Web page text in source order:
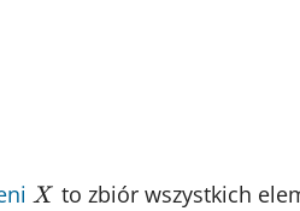
X
X to zbiór wszystkich